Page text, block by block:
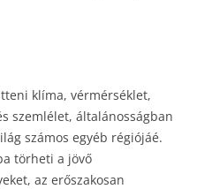
klíma, vérmérséklet,
szemlélet, általánosságban
számos egyéb régiójáé.
törheti a jövő
az erőszakosan